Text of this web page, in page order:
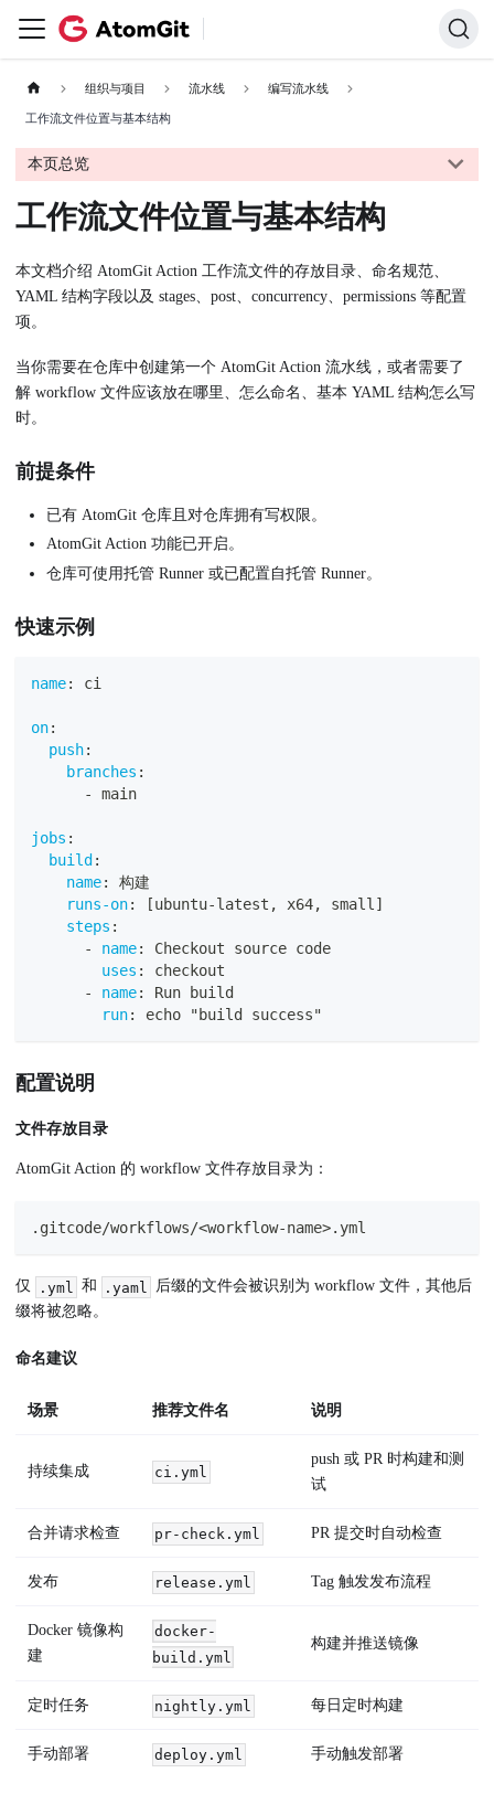
组织与项目 流水线 编写流水线
工作流文件位置与基本结构
本页总览
工作流文件位置与基本结构
本文档介绍 AtomGit Action 工作流文件的存放目录、命名规范、
YAML 结构字段以及 stages、post、concurrency、permissions 等配置
项。
当你需要在仓库中创建第一个 AtomGit Action 流水线，或者需要了
解 workflow 文件应该放在哪里、怎么命名、基本 YAML 结构怎么写
时。
前提条件
已有 AtomGit 仓库且对仓库拥有写权限。
AtomGit Action 功能已开启。
仓库可使用托管 Runner 或已配置自托管 Runner。
快速示例
name: ci
on:
push:
branches :
-
main
jobs :
build :
name:
构建
runs-on: [ubuntu-latest , x64, small]
steps :
-
name:
Checkout source code
uses :
checkout
-
name:
Run build
run: echo "build success"
配置说明
文件存放目录
AtomGit Action 的 workflow 文件存放目录为：
.gitcode/workflows/<workflow-name>.yml
仅 .yml 和 .yaml
后缀的文件会被识别为 workflow 文件，其他后
缀将被忽略。
命名建议
场景 推荐文件名 说明
持续集成 ci.yml
push 或 PR 时构建和测
试
合并请求检查 pr-check.yml PR 提交时自动检查
发布 release.yml Tag 触发发布流程
Docker 镜像构
建
docker-
build.yml
构建并推送镜像
定时任务 nightly.yml 每日定时构建
手动部署 deploy.yml 手动触发部署